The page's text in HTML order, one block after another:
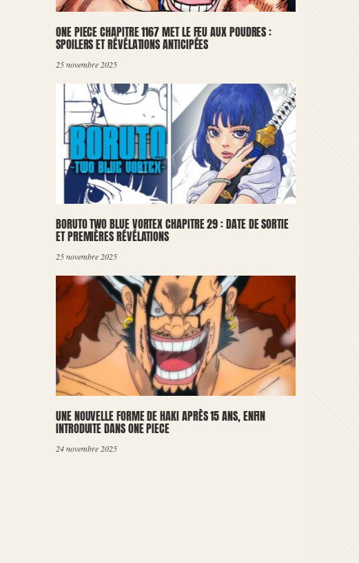
ONE PIECE CHAPITRE 1167 MET LE FEU AUX POUDRES :
SPOILERS ET RÉVÉLATIONS ANTICIPÉES
25 novembre 2025
BORUTO TWO BLUE VORTEX CHAPITRE 29 : DATE DE SORTIE
ET PREMIÈRES RÉVÉLATIONS
25 novembre 2025
UNE NOUVELLE FORME DE HAKI APRÈS 15 ANS, ENFIN
INTRODUITE DANS ONE PIECE
24 novembre 2025